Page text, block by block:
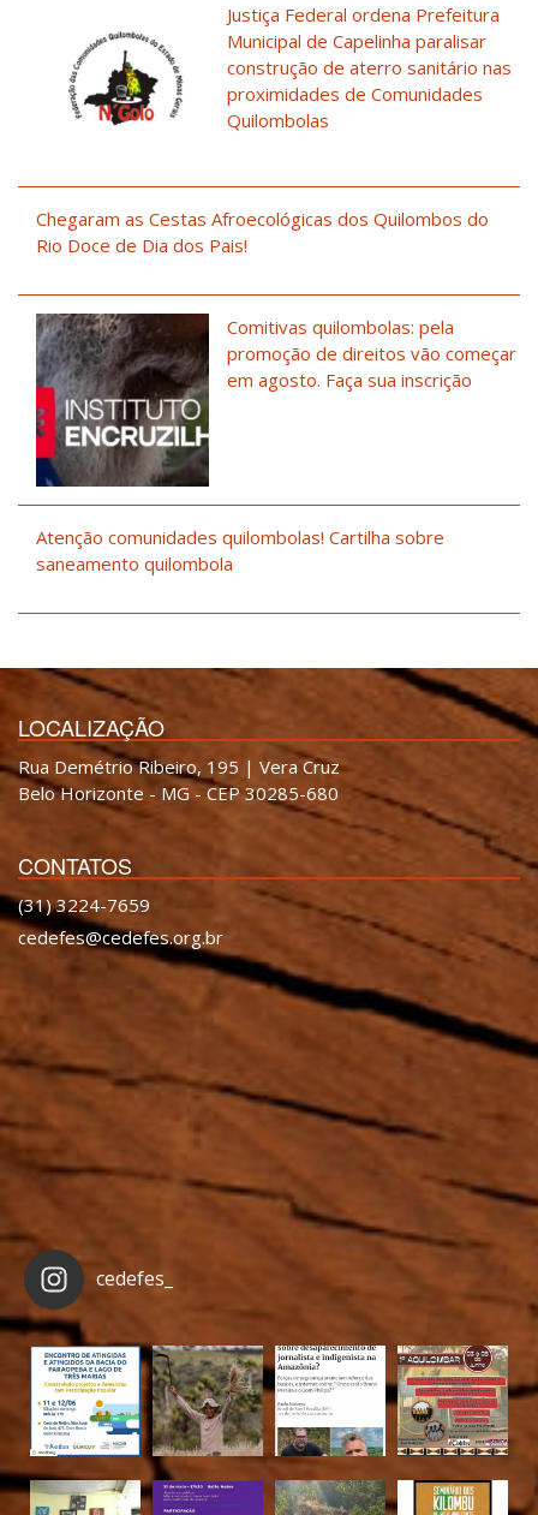
Justiça Federal ordena Prefeitura
Municipal de Capelinha paralisar
construção de aterro sanitário nas
proximidades de Comunidades
Quilombolas
Chegaram as Cestas Afroecológicas dos Quilombos do
Rio Doce de Dia dos Pais!
Comitivas quilombolas: pela
promoção de direitos vão começar
em agosto. Faça sua inscrição
Atenção comunidades quilombolas! Cartilha sobre
saneamento quilombola
LOCALIZAÇÃO
Rua Demétrio Ribeiro, 195 | Vera Cruz
Belo Horizonte - MG - CEP 30285-680
CONTATOS
(31) 3224-7659
cedefes@cedefes.org.br
cedefes_